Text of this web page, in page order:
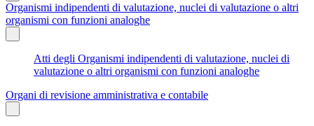
Organismi indipendenti di valutazione, nuclei di valutazione o altri
organismi con funzioni analoghe
Atti degli Organismi indipendenti di valutazione, nuclei di
valutazione o altri organismi con funzioni analoghe
Organi di revisione amministrativa e contabile